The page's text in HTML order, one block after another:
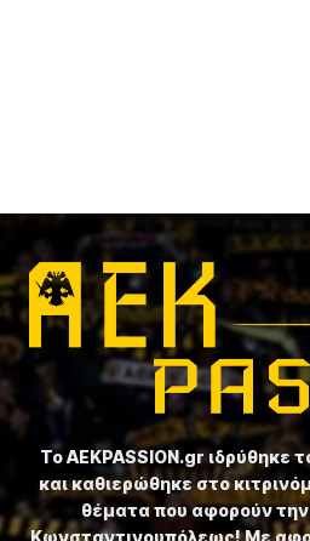
Το ⁦AEKPASSION.gr⁩ ιδρύθηκε
και καθιερώθηκε στο
θέματα που αφορούν
Κωνσταντινουπόλεως! Με